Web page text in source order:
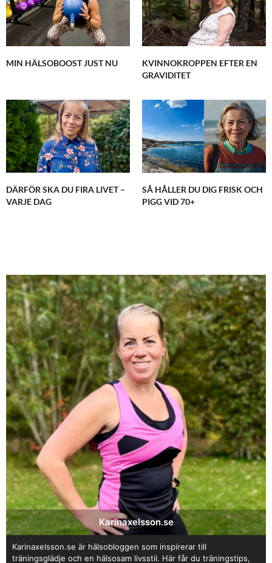
MIN HÄLSOBOOST JUST NU
KVINNOKROPPEN EFTER EN
GRAVIDITET
DÄRFÖR SKA DU FIRA LIVET –
VARJE DAG
SÅ HÅLLER DU DIG FRISK OCH
PIGG VID 70+
Karinaxelsson.se
Karinaxelsson.se är hälsobloggen som inspirerar till
träningsglädje och en hälsosam livsstil. Här får du träningstips,